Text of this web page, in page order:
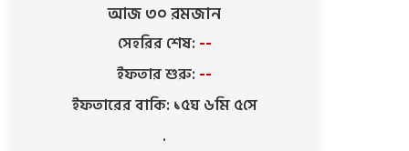
আজ ৩০ রমজান
সেহরির শেষ: --
ইফতার শুরু: --
ইফতারের বাকি: ১৫ঘ ৬মি ৪সে
.